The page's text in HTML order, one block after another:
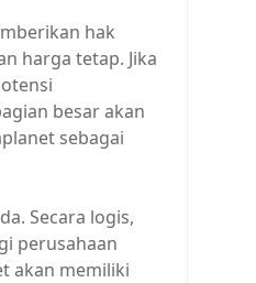
hak
harga tetap. Jika
besar akan
sebagai
Secara logis,
perusahaan
akan memiliki